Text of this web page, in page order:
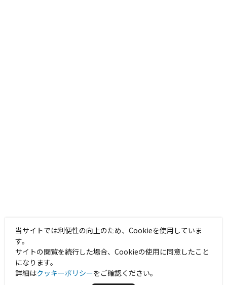
当サイトでは利便性の向上のため、Cookieを使用していま
す。
サイトの閲覧を続行した場合、Cookieの使用に同意したこと
になります。
詳細はクッキーポリシーをご確認ください。